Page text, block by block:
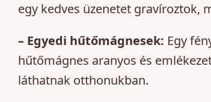
egy kedves üzenetet gravíroztok,
– Egyedi hűtőmágnesek: Egy
hűtőmágnes aranyos és
láthatnak otthonukban.